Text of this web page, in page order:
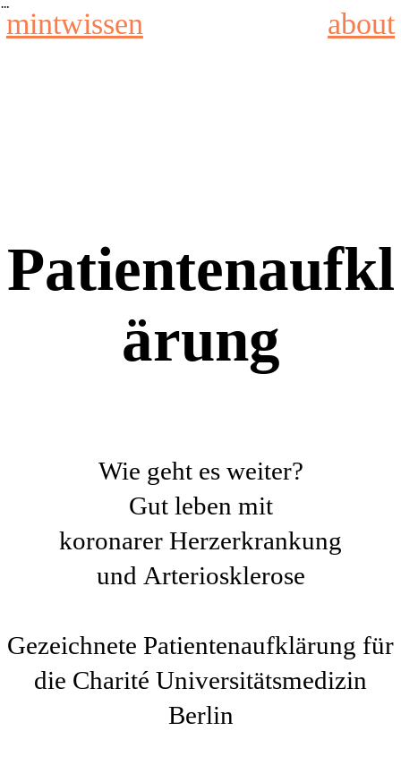
︎mintwissen about
Patientenaufkl
ärung
Wie geht es weiter?
Gut leben mit
koronarer Herzerkrankung
und Arteriosklerose
Gezeichnete Patientenaufklärung für
die Charité Universitätsmedizin
Berlin